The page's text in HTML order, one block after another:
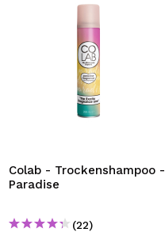
Colab - Trockenshampoo -
Paradise
(22)